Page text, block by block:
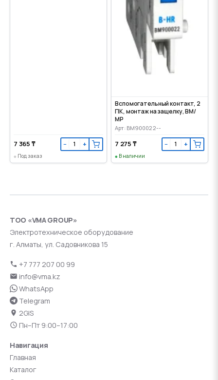
7 365 ₸ − +
Под заказ
Вспомогательный контакт, 2
ПК, монтаж на защелку, ВМ/
МР
Арт: BM900022--
7 275 ₸ − +
В наличии
ТОО «VMA GROUP»
Электротехническое оборудование
г. Алматы, ул. Садовникова 15
+7 777 207 00 99
info@vma.kz
WhatsApp
Telegram
2GIS
Пн–Пт 9:00–17:00
Навигация
Главная
Каталог